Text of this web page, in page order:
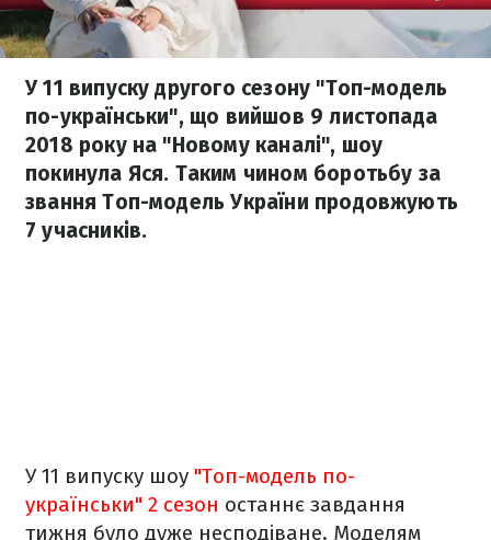
У 11 випуску другого сезону "Топ-модель
по-українськи", що вийшов 9 листопада
2018 року на "Новому каналі", шоу
покинула Яся. Таким чином боротьбу за
звання Топ-модель України продовжують
7 учасників.
У 11 випуску шоу "Топ-модель по-
українськи" 2 сезон останнє завдання
тижня було дуже несподіване. Моделям